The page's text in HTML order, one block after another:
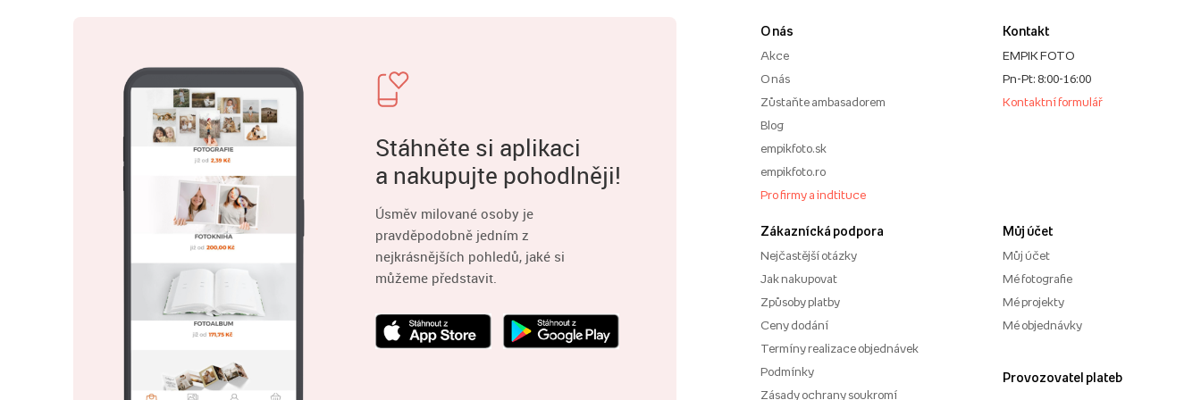
Stáhněte si aplikaci
a nakupujte pohodlněji!
Úsměv milované osoby je
pravděpodobně jedním z
nejkrásnějších pohledů, jaké si
můžeme představit.
O nás
Akce
O nás
Zůstaňte ambasadorem
Blog
empikfoto.sk
empikfoto.ro
Pro firmy a indtituce
Zákaznícká podpora
Nejčastější otázky
Jak nakupovat
Způsoby platby
Ceny dodání
Termíny realizace objednávek
Podmínky
Zásady ochrany soukromí
Kontakt
EMPIK FOTO
Pn-Pt: 8:00-16:00
Kontaktní formulář
Můj účet
Můj účet
Mé fotografie
Mé projekty
Mé objednávky
Provozovatel plateb